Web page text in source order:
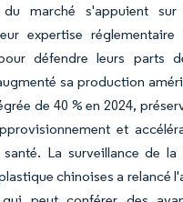
du marché s'appuient
expertise
défendre leurs parts
sa production
de 40 % en 2024,
et
La surveillance de
chinoises a relancé